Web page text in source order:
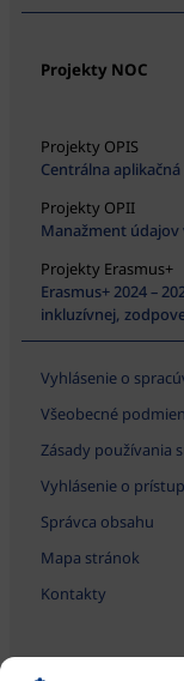
Projekty NOC
Projekty OPIS
Centrálna
Projekty OPII
Manažment
Projekty Erasmus+
Erasmus+ 2024 –
inkluzívnej,
Vyhlásenie o
Všeobecné
Zásady používania
Vyhlásenie o
Správca obsahu
Mapa stránok
Kontakty